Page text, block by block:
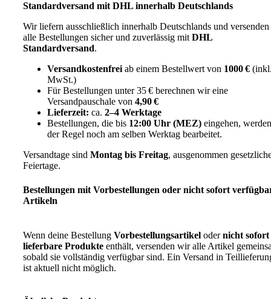
Standardversand mit DHL innerhalb Deutschlands
Wir liefern ausschließlich innerhalb Deutschlands und versenden
alle Bestellungen sicher und zuverlässig mitDHL
Standardversand.
Versandkostenfreiab einem Bestellwert von 1000 €
MwSt.)
Für Bestellungen unter 35 € berechnen wir eine
Versandpauschale von 4,90 €
Lieferzeit: ca. 2–4 Werktage
Bestellungen, die bis 12:00 Uhr (MEZ) eingehen,
der Regel noch am selben Werktag bearbeitet.
Versandtage sind Montag bis Freitag, ausgenommen
Feiertage.
Bestellungen mit Vorbestellungen oder nicht sofort
Artikeln
Wenn deine Bestellung Vorbestellungsartikel odernicht sofort
lieferbare Produkte enthält, versenden wir alle Artikel
sobald sie vollständig verfügbar sind. Ein Versand in
ist aktuell nicht möglich.